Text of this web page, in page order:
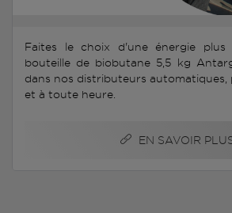
Faites le choix d'une énergie plus
bouteille de biobutane 5,5 kg
dans nos distributeurs
et à toute heure.
EN SAVOIR